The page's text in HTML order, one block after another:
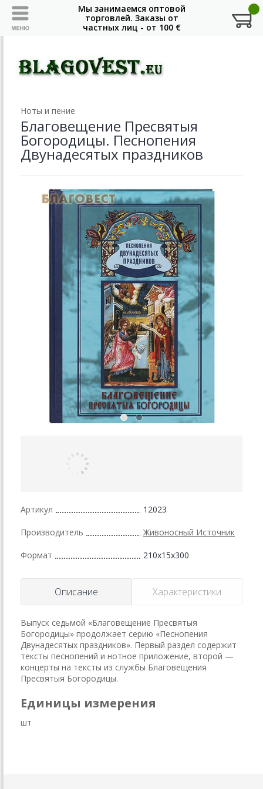
Ноты и пение
Благовещение Пресвятыя
Богородицы. Песнопения
Двунадесятых праздников
Артикул 12023
Производитель Живоносный Источник
Формат 210x15x300
Описание Характеристики
Выпуск седьмой «Благовещение Пресвятыя
Богородицы» продолжает серию «Песнопения
Двунадесятых праздников». Первый раздел содержит
тексты песнопений и нотное приложение, второй —
концерты на тексты из службы Благовещения
Пресвятыя Богородицы.
Единицы измерения
шт